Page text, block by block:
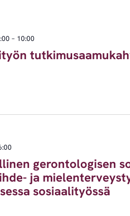
– 10:00
gerontologisen
ja
sosiaalityössä